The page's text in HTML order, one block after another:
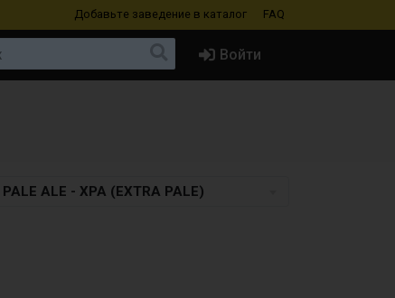
Добавьте заведение в каталог FAQ
Войти
PALE ALE - XPA (EXTRA PALE)